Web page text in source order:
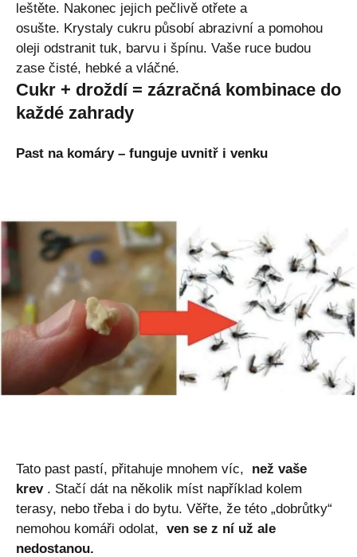
leštěte. Nakonec jejich pečlivě otřete a
osušte. Krystaly cukru působí abrazivní a pomohou
oleji odstranit tuk, barvu i špínu. Vaše ruce budou
zase čisté, hebké a vláčné.
Cukr + droždí = zázračná kombinace do
každé zahrady
Past na komáry – funguje uvnitř i venku
Tato past pastí, přitahuje mnohem víc, než vaše
krev. Stačí dát na několik míst například kolem
terasy, nebo třeba i do bytu. Věřte, že této „dobrůtky“
nemohou komáři odolat, ven se z ní už ale
nedostanou.